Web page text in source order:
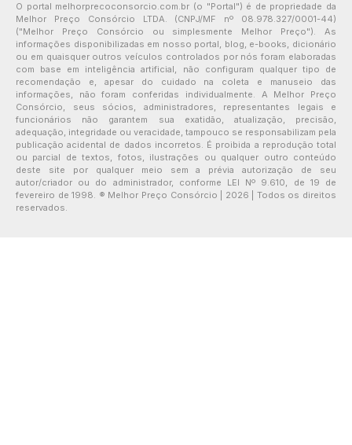
O portal melhorprecoconsorcio.com.br (o "Portal") é de propriedade da
Melhor Preço Consórcio LTDA. (CNPJ/MF nº 08.978.327/0001-44)
("Melhor Preço Consórcio ou simplesmente Melhor Preço"). As
informações disponibilizadas em nosso portal, blog, e-books, dicionário
ou em quaisquer outros veículos controlados por nós foram elaboradas
com base em inteligência artificial, não configuram qualquer tipo de
recomendação e, apesar do cuidado na coleta e manuseio das
informações, não foram conferidas individualmente. A Melhor Preço
Consórcio, seus sócios, administradores, representantes legais e
funcionários não garantem sua exatidão, atualização, precisão,
adequação, integridade ou veracidade, tampouco se responsabilizam pela
publicação acidental de dados incorretos. É proibida a reprodução total
ou parcial de textos, fotos, ilustrações ou qualquer outro conteúdo
deste site por qualquer meio sem a prévia autorização de seu
autor/criador ou do administrador, conforme LEI Nº 9.610, de 19 de
fevereiro de 1998. ® Melhor Preço Consórcio | 2026 | Todos os direitos
reservados.